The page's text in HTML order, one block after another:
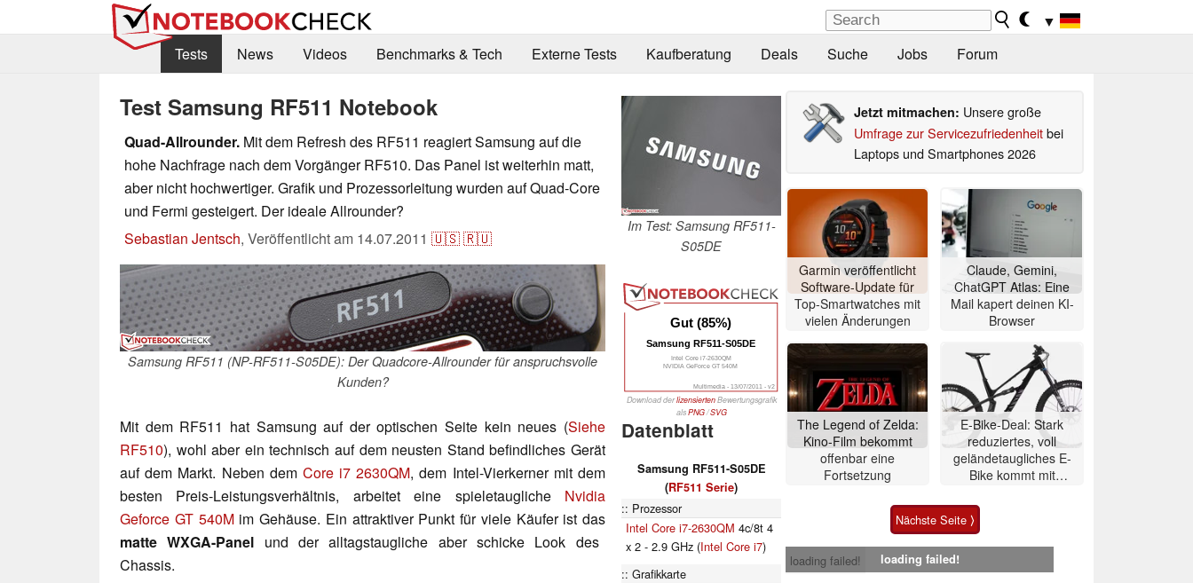
▼
Tests
News Videos Benchmarks & Tech Externe Tests Kaufberatung Deals Suche Jobs Forum
Test Samsung RF511 Notebook
Quad-Allrounder. Mit dem Refresh des RF511 reagiert Samsung auf die
hohe Nachfrage nach dem Vorgänger RF510. Das Panel ist weiterhin matt,
aber nicht hochwertiger. Grafik und Prozessorleitung wurden auf Quad-Core
und Fermi gesteigert. Der ideale Allrounder?
Sebastian Jentsch, Veröffentlicht am 14.07.2011 🇺🇸🇷🇺
Samsung RF511 (NP-RF511-S05DE): Der Quadcore-Allrounder für anspruchsvolle
Kunden?
Mit dem RF511 hat Samsung auf der optischen Seite kein neues (Siehe
RF510), wohl aber ein technisch auf dem neusten Stand befindliches Gerät
auf dem Markt. Neben dem Core i7 2630QM, dem Intel-Vierkerner mit dem
besten Preis-Leistungsverhältnis, arbeitet eine spieletaugliche Nvidia
Geforce GT 540Mim Gehäuse. Ein attraktiver Punkt für viele Käufer ist das
matte WXGA-Panel und der alltagstaugliche aber schicke Look des
Chassis.
Im Test: Samsung RF511-
S05DE
Gut (85%)
Samsung RF511-S05DE
Intel Core i7-2630QM
NVIDIA GeForce GT 540M
Multimedia - 13/07/2011 - v2
Download derlizensiertenBewertungsgrafik
alsPNG/SVG
Datenblatt
Samsung RF511-S05DE
(RF511 Serie)
Prozessor
Intel Core i7-2630QM 4c/8t 4
x 2 - 2.9 GHz (Intel Core i7)
Grafikkarte
Jetzt mitmachen: Unsere große
Umfrage zur Servicezufriedenheitbei
Laptops und Smartphones 2026
Garmin veröffentlicht
Software-Update für
Top-Smartwatches mit
vielen Änderungen
Claude, Gemini,
ChatGPT Atlas: Eine
Mail kapert deinen KI-
Browser
The Legend of Zelda:
Kino-Film bekommt
offenbar eine
Fortsetzung
E-Bike-Deal: Stark
reduziertes, voll
geländetaugliches E-
Bike kommt mit
Nächste Seite ⟩
loading failed! loading failed!